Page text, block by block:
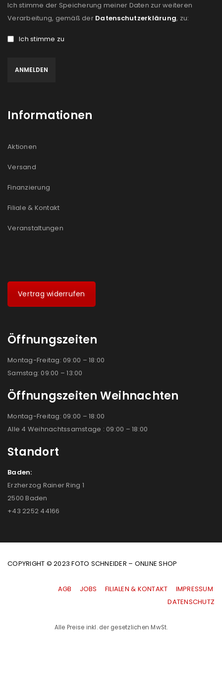
Ich stimme der Speicherung meiner Daten zur weiteren
Verarbeitung, gemäß der Datenschutzerklärung, zu:
Ich stimme zu
Informationen
Aktionen
Versand
Finanzierung
Filiale & Kontakt
Veranstaltungen
Vertrag widerrufen
Öffnungszeiten
Montag-Freitag: 09:00 – 18:00
Samstag: 09:00 – 13:00
Öffnungszeiten Weihnachten
Montag-Freitag: 09:00 – 18:00
Alle 4 Weihnachtssamstage : 09:00 – 18:00
Standort
Baden:
Erzherzog Rainer Ring 1
2500 Baden
+43 2252 44166
COPYRIGHT © 2023 FOTO SCHNEIDER – ONLINE SHOP
AGB JOBS FILIALEN & KONTAKT
IMPRESSUM
|DATENSCHUTZ
Alle Preise inkl. der gesetzlichen MwSt.